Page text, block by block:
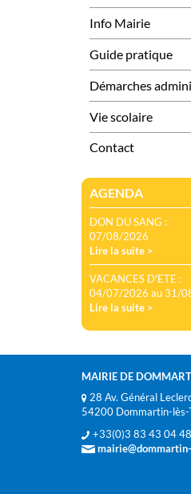
Info Mairie
Guide pratique
Démarches
Vie scolaire
Contact
AGENDA
DON DU SANG :
07/08/2026
Lire la suite >
VACANCES D'ETE :
04/07/2026 au 31/
Lire la suite >
MAIRIE DE
28 Av. Général
54200 Dommartin-lès-
+33(0)3 83 43 04 48